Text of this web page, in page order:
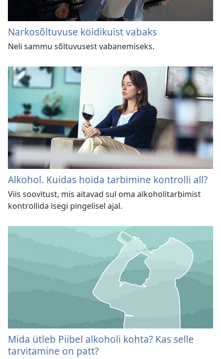
Narkosõltuvuse köidikuist vabaks
Neli sammu sõltuvusest vabanemiseks.
Alkohol. Kuidas hoida tarbimine kontrolli all?
Viis soovitust, mis aitavad sul oma alkoholitarbimist
kontrollida isegi pingelisel ajal.
Mida ütleb Piibel alkoholi kohta? Kas selle
tarvitamine on patt?